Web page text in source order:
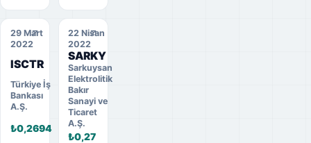
29 Mart
2022
ISCTR
Türkiye İş
Bankası
A.Ş.
₺0,2694
22 Nisan
2022
SARKY
Sarkuysan
Elektrolitik
Bakır
Sanayi ve
Ticaret
A.Ş.
₺0,27